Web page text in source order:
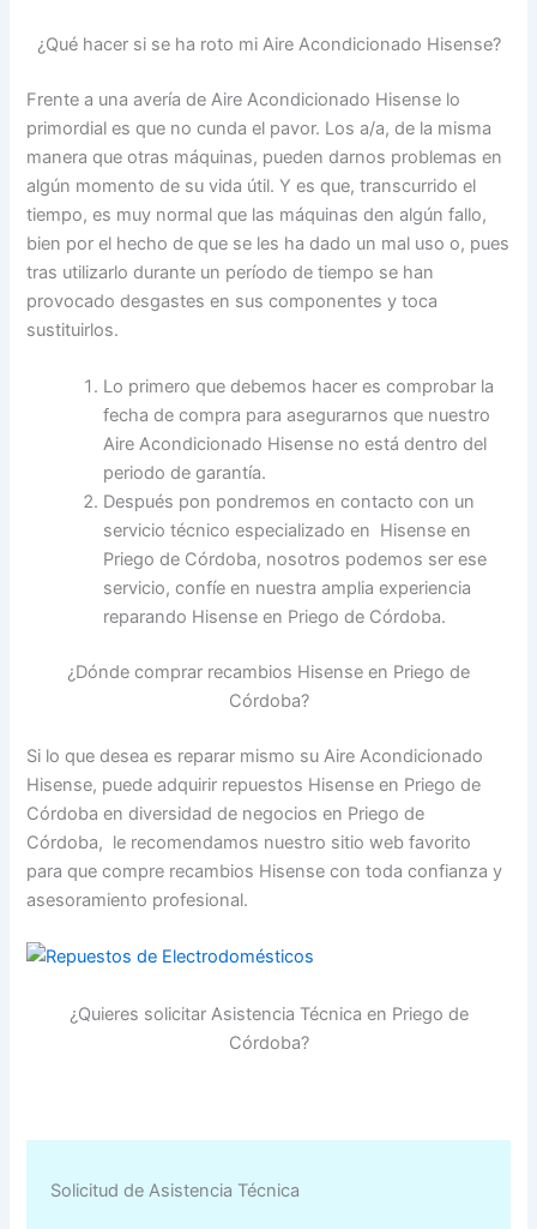
¿Qué hacer si se ha roto mi Aire Acondicionado Hisense?
Frente a una avería de Aire Acondicionado Hisense lo
primordial es que no cunda el pavor. Los a/a, de la misma
manera que otras máquinas, pueden darnos problemas en
algún momento de su vida útil. Y es que, transcurrido el
tiempo, es muy normal que las máquinas den algún fallo,
bien por el hecho de que se les ha dado un mal uso o, pues
tras utilizarlo durante un período de tiempo se han
provocado desgastes en sus componentes y toca
sustituirlos.
Lo primero que debemos hacer es comprobar la
fecha de compra para asegurarnos que nuestro
Aire Acondicionado Hisense no está dentro del
periodo de garantía.
Después pon pondremos en contacto con un
servicio técnico especializado en Hisense en
Priego de Córdoba, nosotros podemos ser ese
servicio, confíe en nuestra amplia experiencia
reparando Hisense en Priego de Córdoba.
¿Dónde comprar recambios Hisense en Priego de
Córdoba?
Si lo que desea es reparar mismo su Aire Acondicionado
Hisense, puede adquirir repuestos Hisense en Priego de
Córdoba en diversidad de negocios en Priego de
Córdoba, le recomendamos nuestro sitio web favorito
para que compre recambios Hisense con toda confianza y
asesoramiento profesional.
¿Quieres solicitar Asistencia Técnica en Priego de
Córdoba?
Solicitud de Asistencia Técnica